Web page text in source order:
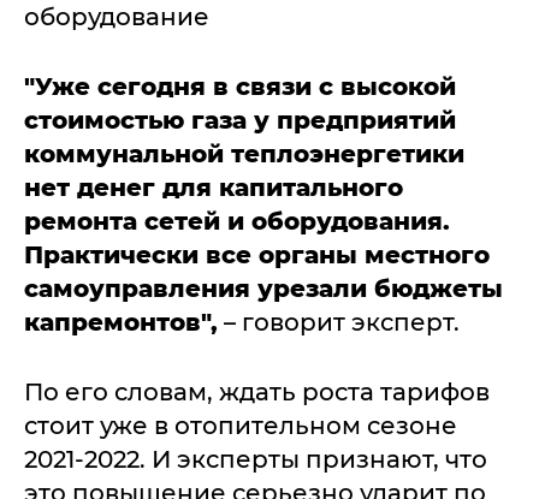
оборудование
"Уже сегодня в связи с высокой
стоимостью газа у предприятий
коммунальной теплоэнергетики
нет денег для капитального
ремонта сетей и оборудования.
Практически все органы местного
самоуправления урезали бюджеты
капремонтов", – говорит эксперт.
По его словам, ждать роста тарифов
стоит уже в отопительном сезоне
2021-2022. И эксперты признают, что
это повышение серьезно ударит по